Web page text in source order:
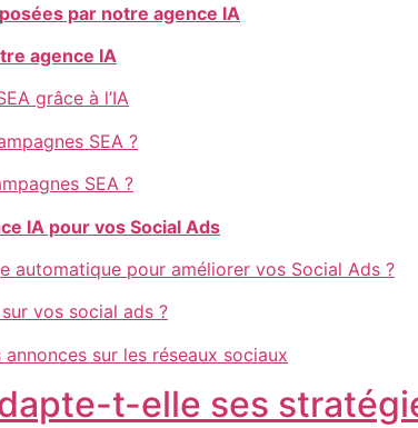
par notre agence IA
agence IA
grâce à l’IA
SEA ?
SEA ?
IA pour vos Social Ads
automatique pour améliorer vos Social Ads ?
vos social ads ?
sur les réseaux sociaux
t-elle ses